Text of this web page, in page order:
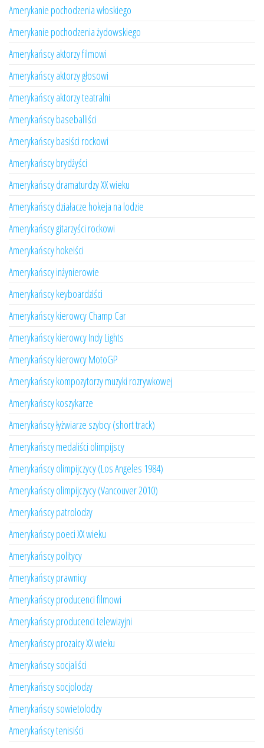
Amerykanie pochodzenia włoskiego
Amerykanie pochodzenia żydowskiego
Amerykańscy aktorzy filmowi
Amerykańscy aktorzy głosowi
Amerykańscy aktorzy teatralni
Amerykańscy baseballiści
Amerykańscy basiści rockowi
Amerykańscy brydżyści
Amerykańscy dramaturdzy XX wieku
Amerykańscy działacze hokeja na lodzie
Amerykańscy gitarzyści rockowi
Amerykańscy hokeiści
Amerykańscy inżynierowie
Amerykańscy keyboardziści
Amerykańscy kierowcy Champ Car
Amerykańscy kierowcy Indy Lights
Amerykańscy kierowcy MotoGP
Amerykańscy kompozytorzy muzyki rozrywkowej
Amerykańscy koszykarze
Amerykańscy łyżwiarze szybcy (short track)
Amerykańscy medaliści olimpijscy
Amerykańscy olimpijczycy (Los Angeles 1984)
Amerykańscy olimpijczycy (Vancouver 2010)
Amerykańscy patrolodzy
Amerykańscy poeci XX wieku
Amerykańscy politycy
Amerykańscy prawnicy
Amerykańscy producenci filmowi
Amerykańscy producenci telewizyjni
Amerykańscy prozaicy XX wieku
Amerykańscy socjaliści
Amerykańscy socjolodzy
Amerykańscy sowietolodzy
Amerykańscy tenisiści